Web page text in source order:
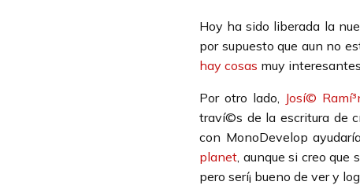
Hoy ha sido liberada la
por supuesto que aun no
hay cosas muy
Por otro lado, Josí©
traví©s de la escritura de
con MonoDevelop
planet, aunque si creo que
pero serí¡ bueno de ver y